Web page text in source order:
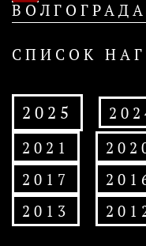
ВОЛГОГРАДА
СПИСОК
2025
2021
2017
2013